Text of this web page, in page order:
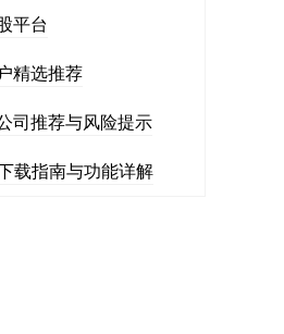
平台
精选推荐
司推荐与风险提示
载指南与功能详解